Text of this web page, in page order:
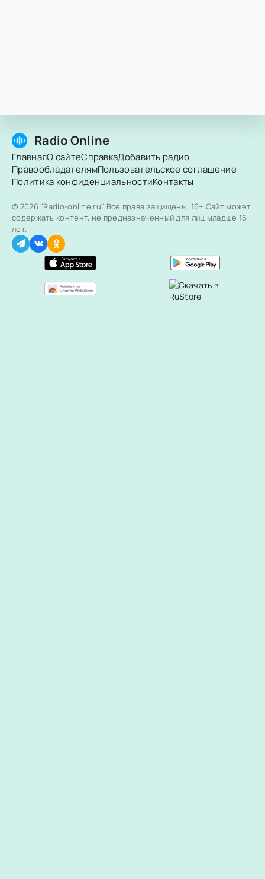
Radio Online
ГлавнаяО сайтеСправкаДобавить радио
ПравообладателямПользовательское соглашение
Политика конфиденциальностиКонтакты
© 2026 "Radio-online.ru" Все права защищены. 16+ Сайт может
содержать контент, не предназначенный для лиц младше 16
лет.